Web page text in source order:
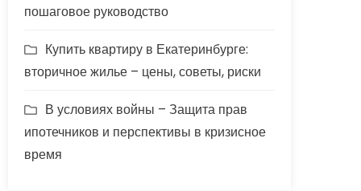
пошаговое руководство
Купить квартиру в Екатеринбурге:
вторичное жилье – цены, советы, риски
В условиях войны – Защита прав
ипотечников и перспективы в кризисное
время